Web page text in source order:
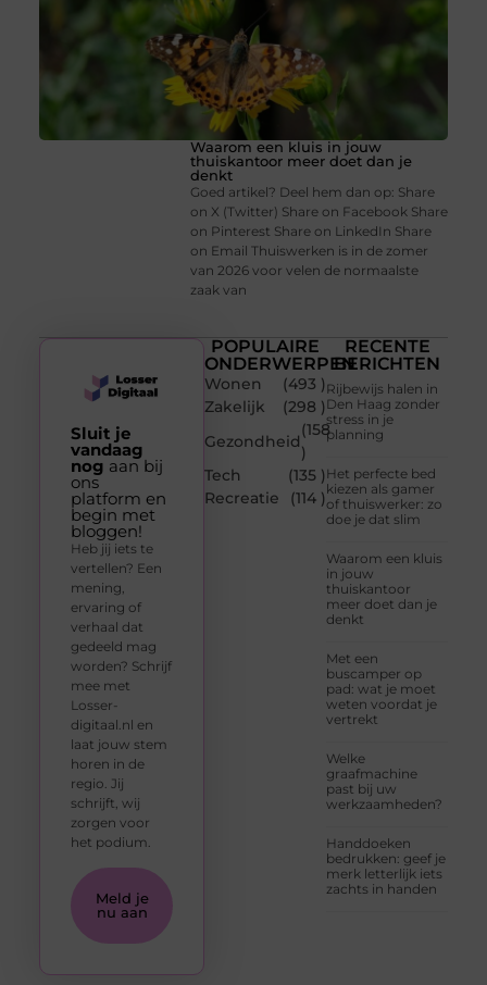
Waarom een kluis in jouw
thuiskantoor meer doet dan je
denkt
Goed artikel? Deel hem dan op: Share
on X (Twitter) Share on Facebook Share
on Pinterest Share on LinkedIn Share
on Email Thuiswerken is in de zomer
van 2026 voor velen de normaalste
zaak van
POPULAIRE
ONDERWERPEN
Wonen
(493 )
Zakelijk
(298 )
Gezondheid
(158
)
Tech
(135 )
Recreatie
(114 )
RECENTE
BERICHTEN
Rijbewijs halen in
Den Haag zonder
stress in je
planning
Het perfecte bed
kiezen als gamer
of thuiswerker: zo
doe je dat slim
Waarom een kluis
in jouw
thuiskantoor
meer doet dan je
denkt
Met een
buscamper op
pad: wat je moet
weten voordat je
vertrekt
Welke
graafmachine
past bij uw
werkzaamheden?
Handdoeken
bedrukken: geef je
merk letterlijk iets
zachts in handen
Sluit je
vandaag
nog aan bij
ons
platform en
begin met
bloggen!
Heb jij iets te
vertellen? Een
mening,
ervaring of
verhaal dat
gedeeld mag
worden? Schrijf
mee met
Losser-
digitaal.nl en
laat jouw stem
horen in de
regio. Jij
schrijft, wij
zorgen voor
het podium.
Meld je
nu aan